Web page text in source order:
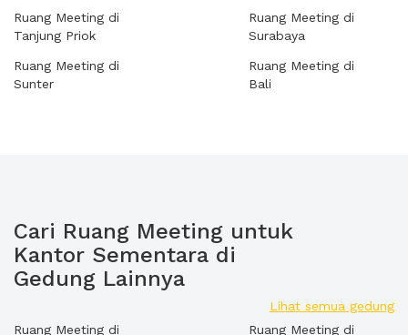
Ruang Meeting di
Tanjung Priok
Ruang Meeting di
Sunter
Ruang Meeting di
Surabaya
Ruang Meeting di
Bali
Cari Ruang Meeting untuk
Kantor Sementara di
Gedung Lainnya
Lihat semua gedung
Ruang Meeting di
Ruang Meeting di